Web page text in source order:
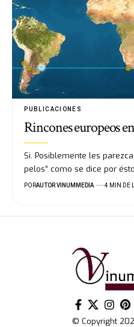
PUBLICACIONES
Rincones europeos
Si. Posiblemente les
pelos” como se dice por
PORAUTOR VINUMMEDIA 4 MIN DE
© Copyright